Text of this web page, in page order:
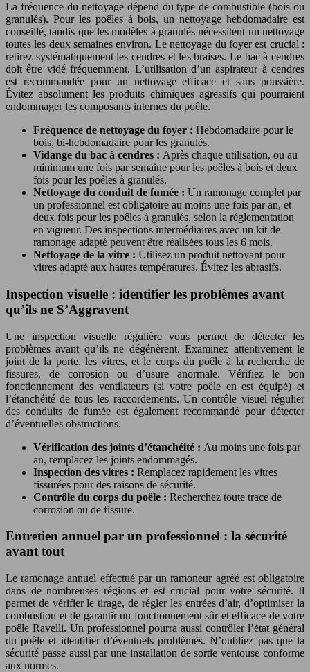
La fréquence du nettoyage dépend du type de combustible (bois ou
granulés). Pour les poêles à bois, un nettoyage hebdomadaire est
conseillé, tandis que les modèles à granulés nécessitent un nettoyage
toutes les deux semaines environ. Le nettoyage du foyer est crucial :
retirez systématiquement les cendres et les braises. Le bac à cendres
doit être vidé fréquemment. L’utilisation d’un aspirateur à cendres
est recommandée pour un nettoyage efficace et sans poussière.
Évitez absolument les produits chimiques agressifs qui pourraient
endommager les composants internes du poêle.
Fréquence de nettoyage du foyer : Hebdomadaire pour le
bois, bi-hebdomadaire pour les granulés.
Vidange du bac à cendres : Après chaque utilisation, ou au
minimum une fois par semaine pour les poêles à bois et deux
fois pour les poêles à granulés.
Nettoyage du conduit de fumée : Un ramonage complet par
un professionnel est obligatoire au moins une fois par an, et
deux fois pour les poêles à granulés, selon la réglementation
en vigueur. Des inspections intermédiaires avec un kit de
ramonage adapté peuvent être réalisées tous les 6 mois.
Nettoyage de la vitre : Utilisez un produit nettoyant pour
vitres adapté aux hautes températures. Évitez les abrasifs.
Inspection visuelle : identifier les problèmes avant
qu’ils ne S’Aggravent
Une inspection visuelle régulière vous permet de détecter les
problèmes avant qu’ils ne dégénèrent. Examinez attentivement le
joint de la porte, les vitres, et le corps du poêle à la recherche de
fissures, de corrosion ou d’usure anormale. Vérifiez le bon
fonctionnement des ventilateurs (si votre poêle en est équipé) et
l’étanchéité de tous les raccordements. Un contrôle visuel régulier
des conduits de fumée est également recommandé pour détecter
d’éventuelles obstructions.
Vérification des joints d’étanchéité : Au moins une fois par
an, remplacez les joints endommagés.
Inspection des vitres : Remplacez rapidement les vitres
fissurées pour des raisons de sécurité.
Contrôle du corps du poêle : Recherchez toute trace de
corrosion ou de fissure.
Entretien annuel par un professionnel : la sécurité
avant tout
Le ramonage annuel effectué par un ramoneur agréé est obligatoire
dans de nombreuses régions et est crucial pour votre sécurité. Il
permet de vérifier le tirage, de régler les entrées d’air, d’optimiser la
combustion et de garantir un fonctionnement sûr et efficace de votre
poêle Ravelli. Un professionnel pourra aussi contrôler l’état général
du poêle et identifier d’éventuels problèmes. N’oubliez pas que la
sécurité passe aussi par une installation de sortie ventouse conforme
aux normes.